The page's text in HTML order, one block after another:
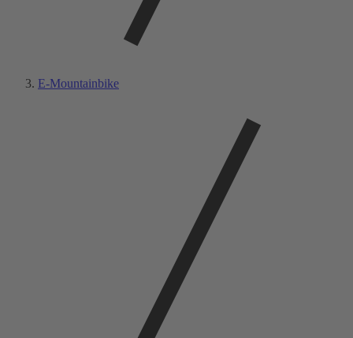
E-Mountainbike